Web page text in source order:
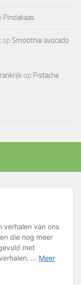
Pindakaas
op Smoothie avocado
op Pistache